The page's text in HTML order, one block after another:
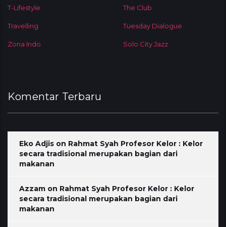
T-Lifestyle The Club
Travelling Tuesday Dialogue
Zona Indo Solo City Jazz
Komentar Terbaru
Eko Adjis on Rahmat Syah Profesor Kelor : Kelor
secara tradisional merupakan bagian dari
makanan
Azzam on Rahmat Syah Profesor Kelor : Kelor
secara tradisional merupakan bagian dari
makanan